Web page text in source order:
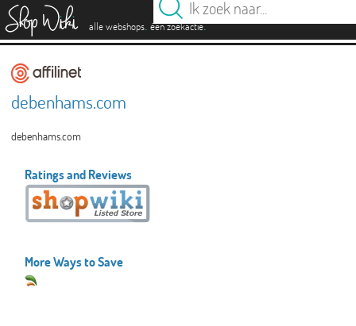
alle webshops. één zoekactie.
debenhams.com
debenhams.com
Ratings and Reviews
More Ways to Save